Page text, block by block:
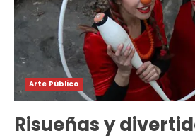
Arte Público
Risueñas y